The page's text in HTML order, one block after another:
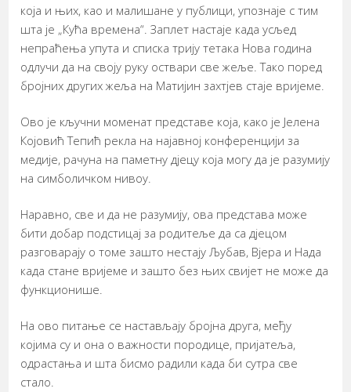
која и њих, као и малишане у публици, упознаје с тим
шта је „Кућа времена“. Заплет настаје када усљед
непраћења упута и списка трију тетака Нова година
одлучи да на своју руку оствари све жеље. Тако поред
бројних других жеља на Матијин захтјев стаје вријеме.
Ово је кључни моменат представе која, како је Јелена
Којовић Тепић рекла на најавној конференцији за
медије, рачуна на паметну дјецу која могу да је разумију
на симболичком нивоу.
Наравно, све и да не разумију, ова представа може
бити добар подстицај за родитеље да са дјецом
разговарају о томе зашто нестају Љубав, Вјера и Нада
када стане вријеме и зашто без њих свијет не може да
функционише.
На ово питање се настављају бројна друга, међу
којима су и она о важности породице, пријатеља,
одрастања и шта бисмо радили када би сутра све
стало.